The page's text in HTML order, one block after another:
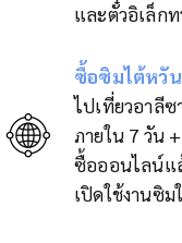
และตั๋วอิเล็ก
ซื้อซิมไต้หวั
ไปเที่ยวอาลี
ภายใน 7 วัน
ซื้อออนไลน์แ
เปิดใช้งานซิ